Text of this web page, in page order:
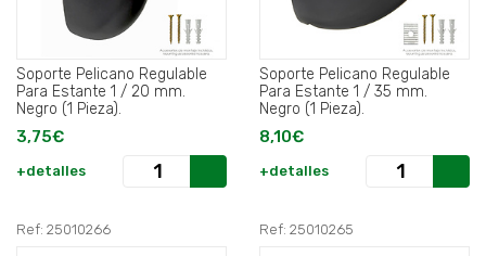
Soporte Pelicano Regulable
Para Estante 1 / 20 mm.
Negro (1 Pieza).
3,75€
+detalles
Soporte Pelicano Regulable
Para Estante 1 / 35 mm.
Negro (1 Pieza).
8,10€
+detalles
Ref: 25010266 Ref: 25010265